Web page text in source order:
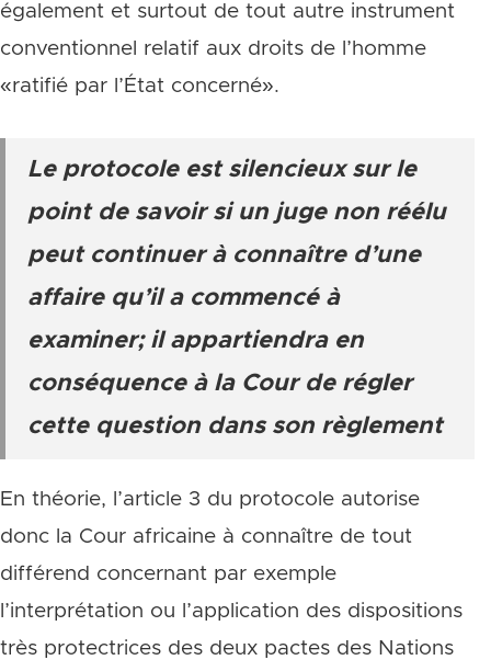
également et surtout de tout autre instrument
conventionnel relatif aux droits de l’homme
«ratifié par l’État concerné».
Le protocole est silencieux sur le
point de savoir si un juge non réélu
peut continuer à connaître d’une
affaire qu’il a commencé à
examiner; il appartiendra en
conséquence à la Cour de régler
cette question dans son règlement
En théorie, l’article 3 du protocole autorise
donc la Cour africaine à connaître de tout
différend concernant par exemple
l’interprétation ou l’application des dispositions
très protectrices des deux pactes des Nations